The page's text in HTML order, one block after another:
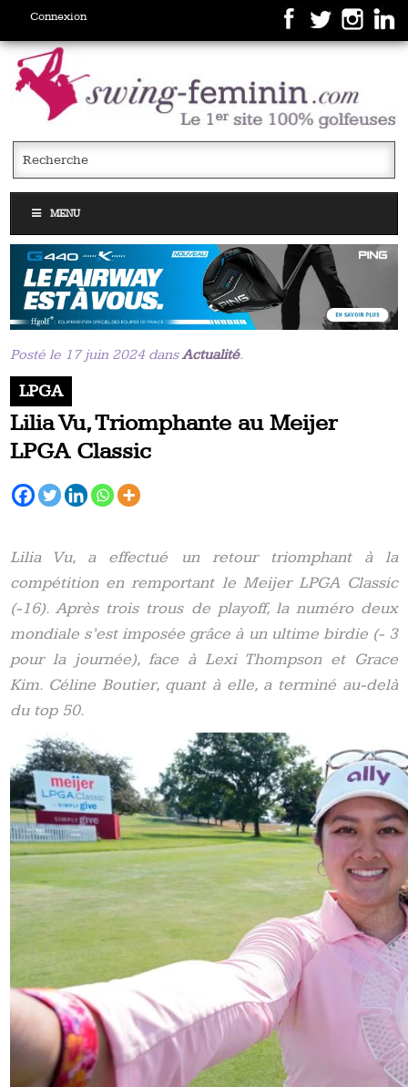
Connexion
MENU
Posté le 17 juin 2024 dansActualité.
LPGA
Lilia Vu, Triomphante au Meijer
LPGA Classic
Lilia Vu, a effectué un retour triomphant à la
compétition en remportant le Meijer LPGA Classic
(-16). Après trois trous de playoff, la numéro deux
mondiale s’est imposée grâce à un ultime birdie (- 3
pour la journée), face à Lexi Thompson et Grace
Kim. Céline Boutier, quant à elle, a terminé au-delà
du top 50.